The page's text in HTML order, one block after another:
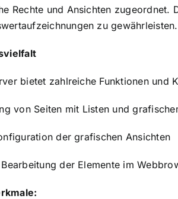
Rechte und Ansichten zugeordnet.
zu gewährleisten.
bietet zahlreiche Funktionen und
von Seiten mit Listen und
der grafischen Ansichten
der Elemente im